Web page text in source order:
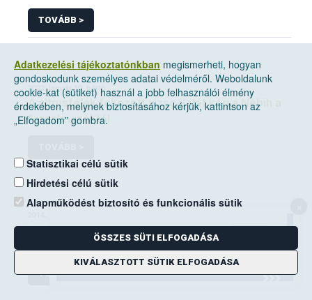
TOVÁBB >
2022. január 10, hétfő
A citrusfélék fokozott vizsgálatát kéri a Nébih a
forgalmazóktól
A mezei pocok elleni védekezési kötelezettség
a földhasználók kiemelt feladata
TOVÁBB >
Adatkezelési tájékoztatónkban megismerheti, hogyan
gondoskodunk személyes adatai védelméről. Weboldalunk
cookie-kat (sütiket) használ a jobb felhasználói élmény
érdekében, melynek biztosításához kérjük, kattintson az
„Elfogadom” gombra.
Statisztikai célú sütik
Hirdetési célú sütik
Alapműködést biztosító és funkcionális sütik
ÖSSZES SÜTI ELFOGADÁSA
KIVÁLASZTOTT SÜTIK ELFOGADÁSA